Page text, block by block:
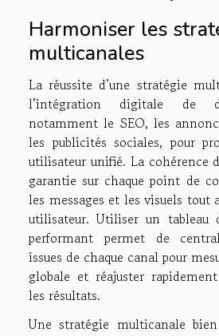
Harmoniser les
multicanales
La réussite d’une stratégie
l’intégration digitale de
notamment le SEO, les
les publicités sociales, pour
utilisateur unifié. La cohérence
garantie sur chaque point de
les messages et les visuels tout
utilisateur. Utiliser un tableau
performant permet de
issues de chaque canal pour
globale et réajuster
les résultats.
Une stratégie multicanale